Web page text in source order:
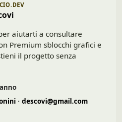
aiutarti a consultare
Premium sblocchi grafici e
il progetto senza
· descovi@gmail.com